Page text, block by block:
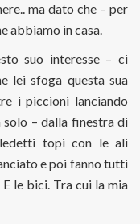
ma dato che – per
abbiamo in casa.
suo interesse – ci
lei sfoga questa sua
i piccioni lanciando
– dalla finestra di
topi con le ali
e poi fanno tutti
le bici. Tra cui la mia